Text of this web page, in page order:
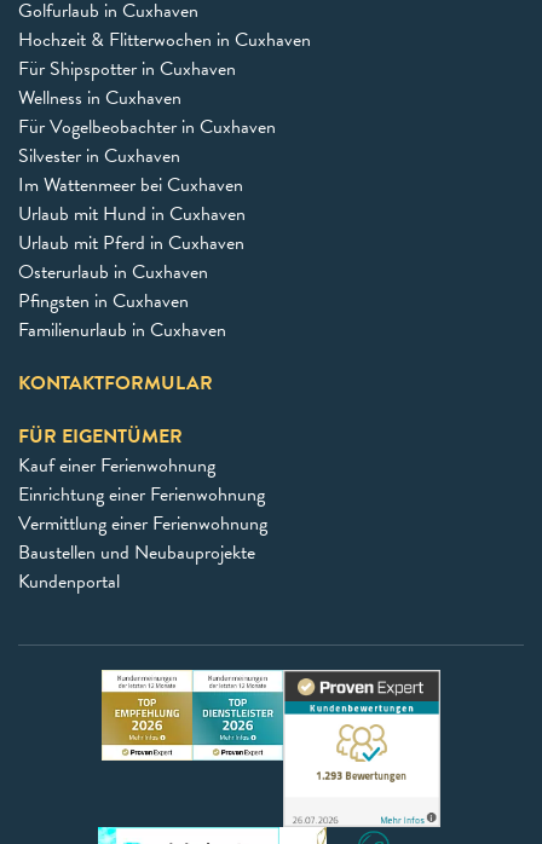
Golfurlaub in Cuxhaven
Hochzeit & Flitterwochen in Cuxhaven
Für Shipspotter in Cuxhaven
Wellness in Cuxhaven
Für Vogelbeobachter in Cuxhaven
Silvester in Cuxhaven
Im Wattenmeer bei Cuxhaven
Urlaub mit Hund in Cuxhaven
Urlaub mit Pferd in Cuxhaven
Osterurlaub in Cuxhaven
Pfingsten in Cuxhaven
Familienurlaub in Cuxhaven
KONTAKTFORMULAR
FÜR EIGENTÜMER
Kauf einer Ferienwohnung
Einrichtung einer Ferienwohnung
Vermittlung einer Ferienwohnung
Baustellen und Neubauprojekte
Kundenportal